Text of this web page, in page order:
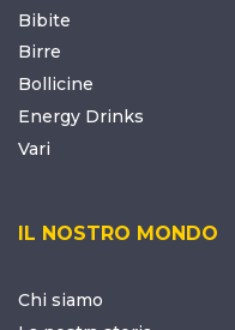
Bibite
Birre
Bollicine
Energy Drinks
Vari
IL NOSTRO MONDO
Chi siamo